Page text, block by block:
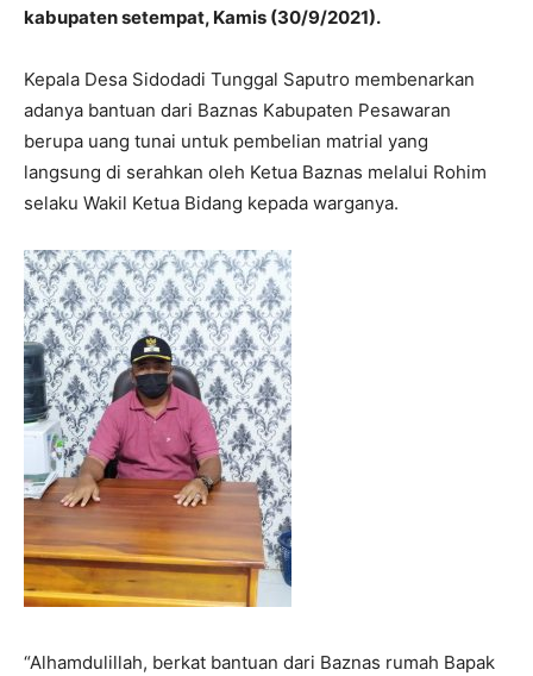
kabupaten setempat, Kamis (30/9/2021).
Kepala Desa Sidodadi Tunggal Saputro membenarkan
adanya bantuan dari Baznas Kabupaten Pesawaran
berupa uang tunai untuk pembelian matrial yang
langsung di serahkan oleh Ketua Baznas melalui Rohim
selaku Wakil Ketua Bidang kepada warganya.
“Alhamdulillah, berkat bantuan dari Baznas rumah Bapak